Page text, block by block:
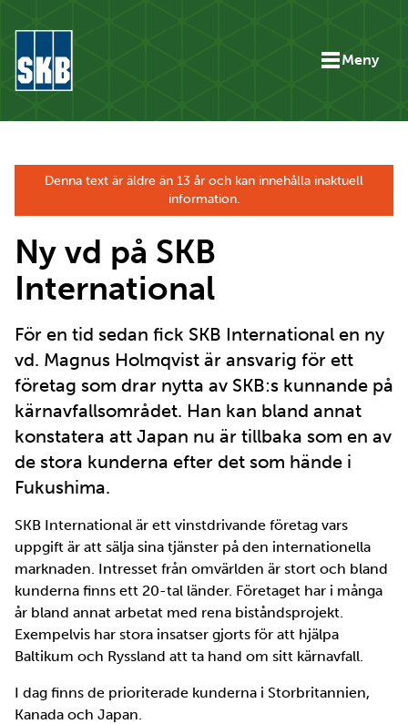
Meny
Denna text är äldre än 13 år och kan innehålla inaktuell
information.
Ny vd på SKB
International
För en tid sedan fick SKB International en ny
vd. Magnus Holmqvist är ansvarig för ett
företag som drar nytta av SKB:s kunnande på
kärnavfallsområdet. Han kan bland annat
konstatera att Japan nu är tillbaka som en av
de stora kunderna efter det som hände i
Fukushima.
SKB International är ett vinstdrivande företag vars
uppgift är att sälja sina tjänster på den internationella
marknaden. Intresset från omvärlden är stort och bland
kunderna finns ett 20-tal länder. Företaget har i många
år bland annat arbetat med rena biståndsprojekt.
Exempelvis har stora insatser gjorts för att hjälpa
Baltikum och Ryssland att ta hand om sitt kärnavfall.
I dag finns de prioriterade kunderna i Storbritannien,
Kanada och Japan.